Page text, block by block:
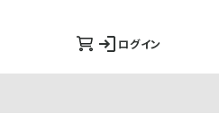
ログイン